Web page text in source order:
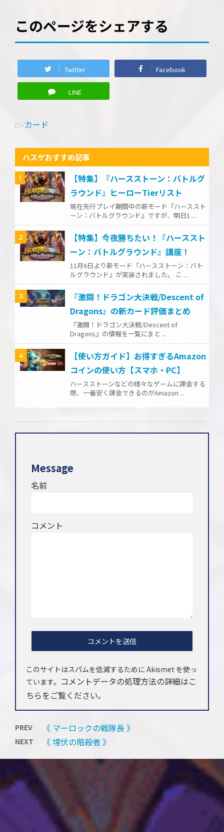
このページをシェアする
Twitter Facebook
LINE
-カード
ハスゲおすすめ記事
1
【特集】『ハースストーン：バトルグ
ラウンド』ヒーローTierリスト
現在先行プレイ期間中の新モード『ハーススト
ーン：バトルグラウンド』ですが、明日1 ...
2
【特集】今夜勝ちたい！『ハーススト
ーン：バトルグラウンド』講座！
11月6日より新モード『ハースストーン：バト
ルグラウンド』が実装されました。 こ ...
3
『激闘！ドラゴン大決戦/Descent of
Dragons』の新カード評価まとめ
『激闘！ドラゴン大決戦/Descent of
Dragons』の情報を一覧にまと ...
4
【使い方ガイド】お得すぎるAmazon
コインの使い方【スマホ・PC】
ハースストーンなどの様々なゲームに課金する
際、一番安く課金できるのがAmazon ...
Message
名前
コメント
このサイトはスパムを低減するために Akismet を使っ
ています。 コメントデータの処理方法の詳細はこ
ちらをご覧ください。
PREV 《 マーロックの戦隊長 》
NEXT 《 埋伏の暗殺者 》